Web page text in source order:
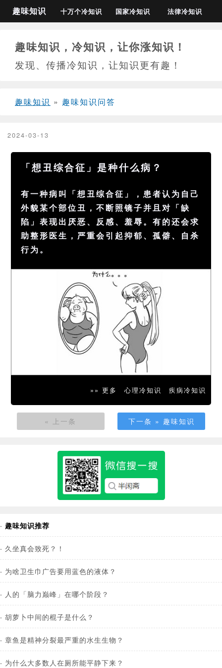
趣味知识 十万个冷知识 国家冷知识 法律冷知识
趣味知识，冷知识，让你涨知识！
发现、传播冷知识，让知识更有趣！
趣味知识 » 趣味知识问答
2024-03-13
「想丑综合征」是种什么病？
有一种病叫「想丑综合征」，患者认为自己
外貌某个部位丑，不断照镜子并且对「缺
陷」表现出厌恶、反感、羞辱。有的还会求
助整形医生，严重会引起抑郁、孤僻、自杀
行为。
»» 更多 心理冷知识 疾病冷知识
« 上一条 下一条 » 趣味知识
· 趣味知识推荐
· 久坐真会致死？！
· 为啥卫生巾广告要用蓝色的液体？
· 人的「脑力巅峰」在哪个阶段？
· 胡萝卜中间的棍子是什么？
· 章鱼是精神分裂最严重的水生生物？
· 为什么大多数人在厕所能平静下来？